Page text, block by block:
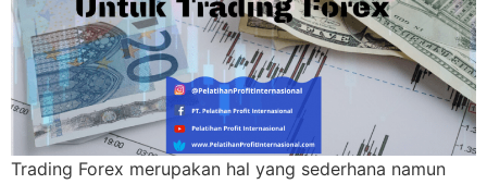
Trading Forex merupakan hal yang sederhana namun